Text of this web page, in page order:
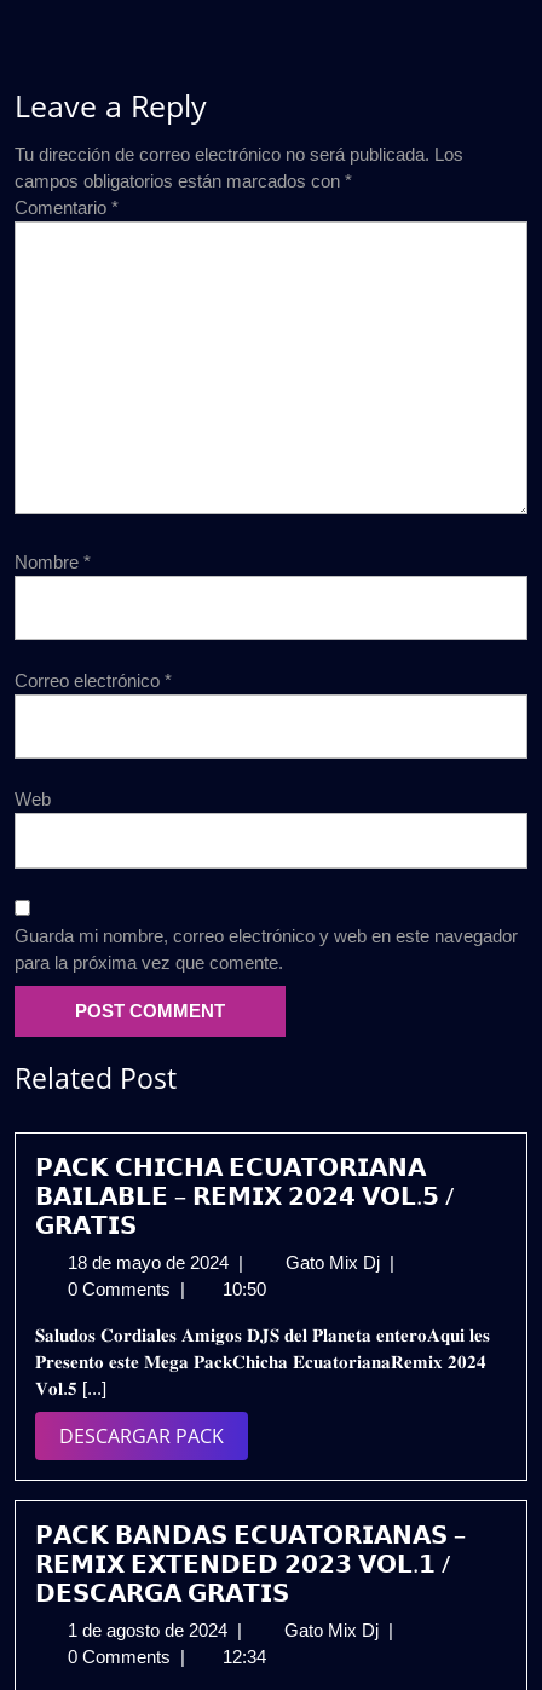
Leave a Reply
Tu dirección de correo electrónico no será publicada. Los
campos obligatorios están marcados con *
Comentario *
Nombre *
Correo electrónico *
Web
Guarda mi nombre, correo electrónico y web en este navegador
para la próxima vez que comente.
Related Post
𝗣𝗔𝗖𝗞 𝗖𝗛𝗜𝗖𝗛𝗔 𝗘𝗖𝗨𝗔𝗧𝗢𝗥𝗜𝗔𝗡𝗔
𝗕𝗔𝗜𝗟𝗔𝗕𝗟𝗘 – 𝗥𝗘𝗠𝗜𝗫 𝟮𝟬𝟮𝟰 𝗩𝗢𝗟.𝟱 /
𝗚𝗥𝗔𝗧𝗜𝗦
18 de mayo de 2024 18
de
de
2024
| Gato Mix Dj 𝗣𝗔𝗖𝗞
𝗕𝗔𝗜𝗟𝗔𝗕𝗟𝗘
–
𝗚𝗥𝗔𝗧𝗜𝗦
|
0 Comments | 10:50
𝐒𝐚𝐥𝐮𝐝𝐨𝐬 𝐂𝐨𝐫𝐝𝐢𝐚𝐥𝐞𝐬 𝐀𝐦𝐢𝐠𝐨𝐬 𝐃𝐉𝐒 𝐝𝐞𝐥 𝐏𝐥𝐚𝐧𝐞𝐭𝐚 𝐞𝐧𝐭𝐞𝐫𝐨𝐀𝐪𝐮𝐢 𝐥𝐞𝐬
𝐏𝐫𝐞𝐬𝐞𝐧𝐭𝐨 𝐞𝐬𝐭𝐞 𝐌𝐞𝐠𝐚 𝐏𝐚𝐜𝐤𝐂𝐡𝐢𝐜𝐡𝐚 𝐄𝐜𝐮𝐚𝐭𝐨𝐫𝐢𝐚𝐧𝐚𝐑𝐞𝐦𝐢𝐱 𝟐𝟎𝟐𝟒
𝐕𝐨𝐥.𝟓 [...]
DESCARGAR PACKDESCARGAR
PACK
𝗣𝗔𝗖𝗞 𝗕𝗔𝗡𝗗𝗔𝗦 𝗘𝗖𝗨𝗔𝗧𝗢𝗥𝗜𝗔𝗡𝗔𝗦 –
𝗥𝗘𝗠𝗜𝗫 𝗘𝗫𝗧𝗘𝗡𝗗𝗘𝗗 𝟮𝟬𝟮𝟯 𝗩𝗢𝗟.𝟭 /
𝗗𝗘𝗦𝗖𝗔𝗥𝗚𝗔 𝗚𝗥𝗔𝗧𝗜𝗦
1 de agosto de 2024 1
de
| Gato Mix Dj 𝗣𝗔𝗖𝗞
|
0 Comments | 12:34